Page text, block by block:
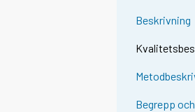
Beskrivning
Begrepp